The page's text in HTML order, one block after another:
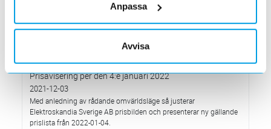
Anpassa
Avvisa
har Elektroskandia adresserat och tagit avstånd från alla
Förändrade priser 2022-04-01
Prisavisering per den 4:e januari 2022
2021-12-03
Med anledning av rådande omvärldsläge så justerar
Elektroskandia Sverige AB prisbilden och presenterar ny gällande
prislista från 2022-01-04.